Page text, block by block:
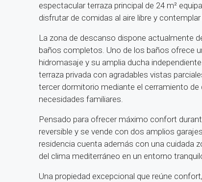
espectacular terraza principal de 24 m²
disfrutar de comidas al aire libre y
La zona de descanso dispone actualmente
baños completos. Uno de los baños ofrece
hidromasaje y su amplia ducha
terraza privada con agradables vistas
tercer dormitorio mediante el cerramiento
necesidades familiares.
Pensado para ofrecer máximo confort
reversible y se vende con dos amplios
residencia cuenta además con una cuidada
del clima mediterráneo en un entorno
Una propiedad excepcional que reúne